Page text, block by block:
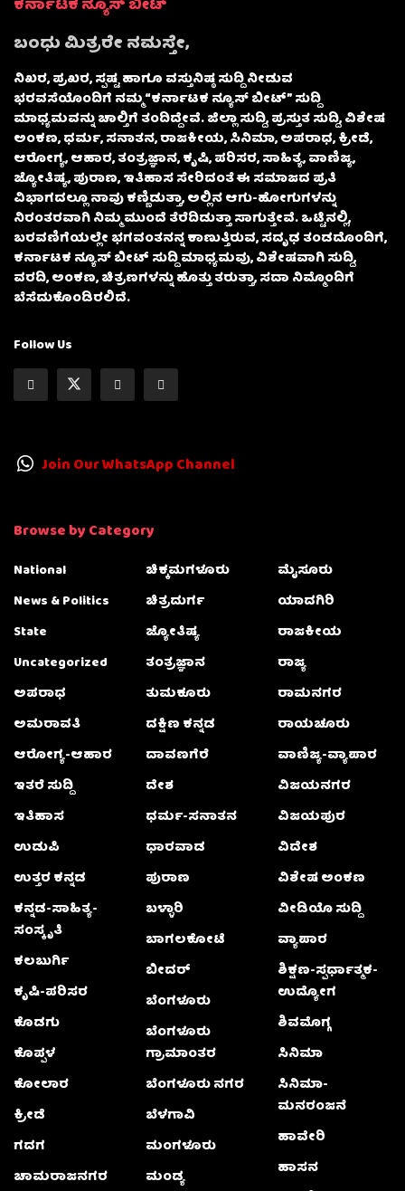
ಕರ್ನಾಟಕ ನ್ಯೂಸ್ ಬೀಟ್
ಬಂಧು ಮಿತ್ರರೇ ನಮಸ್ತೇ,
ನಿಖರ, ಪ್ರಖರ, ಸ್ಪಷ್ಟ ಹಾಗೂ ವಸ್ತುನಿಷ್ಠ ಸುದ್ದಿ ನೀಡುವ
ಭರವಸೆಯೊಂದಿಗೆ ನಮ್ಮ “ಕರ್ನಾಟಕ ನ್ಯೂಸ್ ಬೀಟ್” ಸುದ್ದಿ
ಮಾಧ್ಯಮವನ್ನು ಚಾಲ್ತಿಗೆ ತಂದಿದ್ದೇವೆ. ಜಿಲ್ಲಾ ಸುದ್ದಿ, ಪ್ರಸ್ತುತ ಸುದ್ದಿ, ವಿಶೇಷ
ಅಂಕಣ, ಧರ್ಮ, ಸನಾತನ, ರಾಜಕೀಯ, ಸಿನಿಮಾ, ಅಪರಾಧ, ಕ್ರೀಡೆ,
ಆರೋಗ್ಯ, ಆಹಾರ, ತಂತ್ರಜ್ಞಾನ, ಕೃಷಿ, ಪರಿಸರ, ಸಾಹಿತ್ಯ, ವಾಣಿಜ್ಯ,
ಜ್ಯೋತಿಷ್ಯ, ಪುರಾಣ, ಇತಿಹಾಸ ಸೇರಿದಂತೆ ಈ ಸಮಾಜದ ಪ್ರತಿ
ವಿಭಾಗದಲ್ಲೂ ನಾವು ಕಣ್ಣಿಡುತ್ತಾ, ಅಲ್ಲಿನ ಆಗು-ಹೋಗುಗಳನ್ನು
ನಿರಂತರವಾಗಿ ನಿಮ್ಮ ಮುಂದೆ ತೆರೆದಿಡುತ್ತಾ ಸಾಗುತ್ತೇವೆ. ಒಟ್ಟಿನಲ್ಲಿ,
ಬರವಣಿಗೆಯಲ್ಲೇ ಭಗವಂತನನ್ನ ಕಾಣುತ್ತಿರುವ, ಸದೃಢ ತಂಡದೊಂದಿಗೆ,
ಕರ್ನಾಟಕ ನ್ಯೂಸ್ ಬೀಟ್ ಸುದ್ದಿ ಮಾಧ್ಯಮವು, ವಿಶೇಷವಾಗಿ ಸುದ್ದಿ,
ವರದಿ, ಅಂಕಣ, ಚಿತ್ರಣಗಳನ್ನು ಹೊತ್ತು ತರುತ್ತಾ, ಸದಾ ನಿಮ್ಮೊಂದಿಗೆ
ಬೆಸೆದುಕೊಂಡಿರಲಿದೆ.
Follow Us
Join Our WhatsApp Channel
Browse by Category
National
News & Politics
State
Uncategorized
ಅಪರಾಧ
ಅಮರಾವತಿ
ಆರೋಗ್ಯ-ಆಹಾರ
ಇತರೆ ಸುದ್ದಿ
ಇತಿಹಾಸ
ಉಡುಪಿ
ಉತ್ತರ ಕನ್ನಡ
ಕನ್ನಡ-ಸಾಹಿತ್ಯ-
ಸಂಸ್ಕೃತಿ
ಕಲಬುರ್ಗಿ
ಕೃಷಿ-ಪರಿಸರ
ಕೊಡಗು
ಕೊಪ್ಪಳ
ಕೋಲಾರ
ಕ್ರೀಡೆ
ಗದಗ
ಚಾಮರಾಜನಗರ
ಚಿಕ್ಕಮಗಳೂರು
ಚಿತ್ರದುರ್ಗ
ಜ್ಯೋತಿಷ್ಯ
ತಂತ್ರಜ್ಞಾನ
ತುಮಕೂರು
ದಕ್ಷಿಣ ಕನ್ನಡ
ದಾವಣಗೆರೆ
ದೇಶ
ಧರ್ಮ-ಸನಾತನ
ಧಾರವಾಡ
ಪುರಾಣ
ಬಳ್ಳಾರಿ
ಬಾಗಲಕೋಟೆ
ಬೀದರ್
ಬೆಂಗಳೂರು
ಬೆಂಗಳೂರು
ಗ್ರಾಮಾಂತರ
ಬೆಂಗಳೂರು ನಗರ
ಬೆಳಗಾವಿ
ಮಂಗಳೂರು
ಮಂಡ್ಯ
ಮೈಸೂರು
ಯಾದಗಿರಿ
ರಾಜಕೀಯ
ರಾಜ್ಯ
ರಾಮನಗರ
ರಾಯಚೂರು
ವಾಣಿಜ್ಯ-ವ್ಯಾಪಾರ
ವಿಜಯನಗರ
ವಿಜಯಪುರ
ವಿದೇಶ
ವಿಶೇಷ ಅಂಕಣ
ವೀಡಿಯೊ ಸುದ್ದಿ
ವ್ಯಾಪಾರ
ಶಿಕ್ಷಣ-ಸ್ಪರ್ಧಾತ್ಮಕ-
ಉದ್ಯೋಗ
ಶಿವಮೊಗ್ಗ
ಸಿನಿಮಾ
ಸಿನಿಮಾ-
ಮನರಂಜನೆ
ಹಾವೇರಿ
ಹಾಸನ